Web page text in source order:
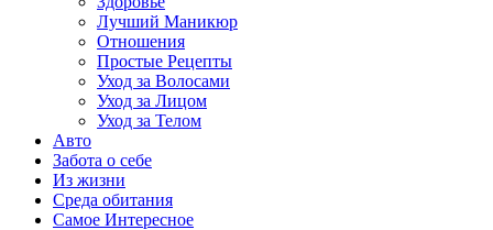
Лучший Маникюр
Отношения
Простые Рецепты
Уход за Волосами
Уход за Лицом
Уход за Телом
Авто
Забота о себе
Из жизни
Среда обитания
Самое Интересное